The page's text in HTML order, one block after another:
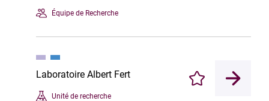
Équipe de Recherche
Laboratoire Albert Fert
Unité de recherche
Enregistrer